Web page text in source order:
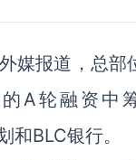
媒报道，总
A轮融资
BLC银行。